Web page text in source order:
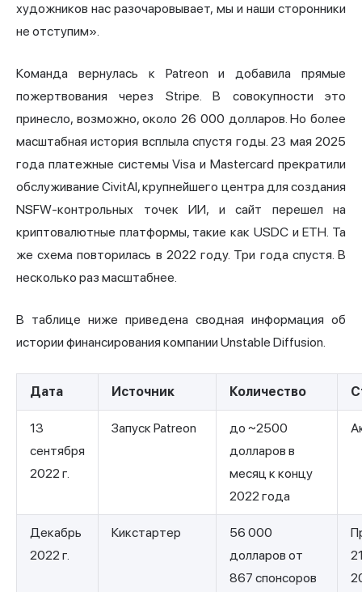
художников нас разочаровывает, мы и наши сторонники
не отступим».
Команда вернулась к Patreon и добавила прямые
пожертвования через Stripe. В совокупности это
принесло, возможно, около 26 000 долларов. Но более
масштабная история всплыла спустя годы. 23 мая 2025
года платежные системы Visa и Mastercard прекратили
обслуживание CivitAI, крупнейшего центра для создания
NSFW-контрольных точек ИИ, и сайт перешел на
криптовалютные платформы, такие как USDC и ETH. Та
же схема повторилась в 2022 году. Три года спустя. В
несколько раз масштабнее.
В таблице ниже приведена сводная информация об
истории финансирования компании Unstable Diffusion.
Дата Источник Количество
13
сентября
2022 г.
Запуск Patreon
до ~2500
долларов в
месяц к концу
2022 года
Декабрь
2022 г.
Кикстартер
56 000
долларов от
867 спонсоров